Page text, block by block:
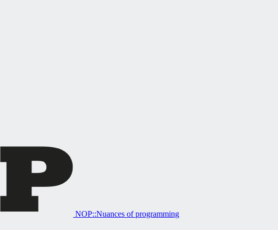
NOP::Nuances of programming